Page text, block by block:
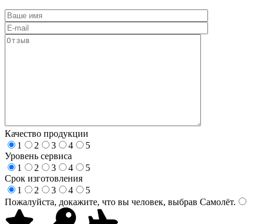
Качество продукции
1
2 3 4
5
Уровень сервиса
1
2 3 4
5
Срок изготовления
1
2 3 4
5
Пожалуйста, докажите, что вы человек, выбрав Самолёт.